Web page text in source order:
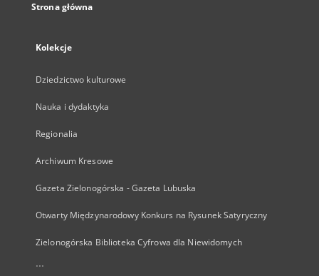
Strona główna
Kolekcje
Dziedzictwo kulturowe
Nauka i dydaktyka
Regionalia
Archiwum Kresowe
Gazeta Zielonogórska - Gazeta Lubuska
Otwarty Międzynarodowy Konkurs na Rysunek Satyryczny
Zielonogórska Biblioteka Cyfrowa dla Niewidomych
...